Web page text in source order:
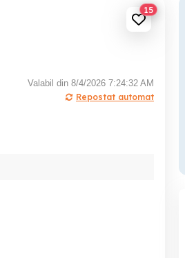
15
Valabil din 8/4/2026 7:24:32 AM
Repostat automat